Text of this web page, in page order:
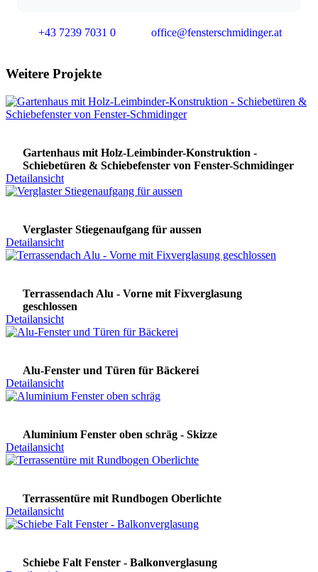
+43 7239 7031 0 office@fensterschmidinger.at
Weitere Projekte
Gartenhaus mit Holz-Leimbinder-Konstruktion -
Schiebetüren & Schiebefenster von Fenster-Schmidinger
Detailansicht
Verglaster Stiegenaufgang für aussen
Detailansicht
Terrassendach Alu - Vorne mit Fixverglasung
geschlossen
Detailansicht
Alu-Fenster und Türen für Bäckerei
Detailansicht
Aluminium Fenster oben schräg - Skizze
Detailansicht
Terrassentüre mit Rundbogen Oberlichte
Detailansicht
Schiebe Falt Fenster - Balkonverglasung